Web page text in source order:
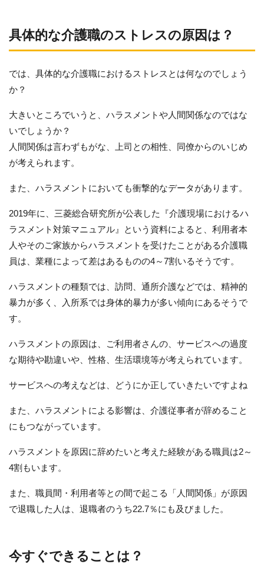
具体的な介護職のストレスの原因は？
では、具体的な介護職におけるストレスとは何なのでしょう
か？
大きいところでいうと、ハラスメントや人間関係なのではな
いでしょうか？
人間関係は言わずもがな、上司との相性、同僚からのいじめ
が考えられます。
また、ハラスメントにおいても衝撃的なデータがあります。
2019年に、三菱総合研究所が公表した『介護現場におけるハ
ラスメント対策マニュアル』という資料によると、利用者本
人やそのご家族からハラスメントを受けたことがある介護職
員は、業種によって差はあるものの4～7割いるそうです。
ハラスメントの種類では、訪問、通所介護などでは、精神的
暴力が多く、入所系では身体的暴力が多い傾向にあるそうで
す。
ハラスメントの原因は、ご利用者さんの、サービスへの過度
な期待や勘違いや、性格、生活環境等が考えられています。
サービスへの考えなどは、どうにか正していきたいですよね
また、ハラスメントによる影響は、介護従事者が辞めること
にもつながっています。
ハラスメントを原因に辞めたいと考えた経験がある職員は2～
4割もいます。
また、職員間・利用者等との間で起こる「人間関係」が原因
で退職した人は、退職者のうち22.7％にも及びました。
今すぐできることは？